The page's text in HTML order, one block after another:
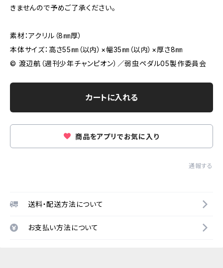
きませんので予めご了承ください。
素材：アクリル（8㎜厚）
本体サイズ：高さ55㎜（以内）×幅35㎜（以内）×厚さ8㎜
© 渡辺航（週刊少年チャンピオン）／弱虫ペダル05製作委員会
カートに入れる
商品をアプリでお気に入り
通報する
送料・配送方法について
お支払い方法について